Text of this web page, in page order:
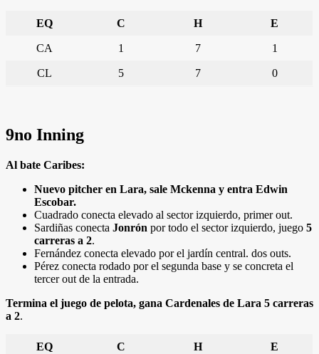
EQ C H E
CA 1 7 1
CL 5 7 0
9no Inning
Al bate Caribes:
Nuevo pitcher en Lara, sale Mckenna y entra Edwin
Escobar.
Cuadrado conecta elevado al sector izquierdo, primer out.
Sardiñas conecta Jonrón por todo el sector izquierdo, juego 5
carreras a 2.
Fernández conecta elevado por el jardín central. dos outs.
Pérez conecta rodado por el segunda base y se concreta el
tercer out de la entrada.
Termina el juego de pelota, gana Cardenales de Lara 5 carreras
a 2.
EQ C H E